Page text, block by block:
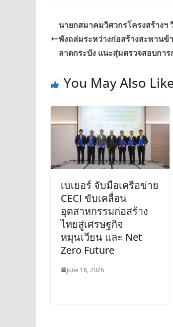
นายกสมาคมวิศวกรโครงสร้างฯ
พังถล่มระหว่างก่อสร้างสะพาน
ลาดกระบัง แนะสุ่มตรวจสอบการ
You May Also
เบเยอร์ จับมือเครือข่าย
CECI ขับเคลื่อน
อุตสาหกรรมก่อสร้าง
ไทยสู่เศรษฐกิจ
หมุนเวียน และ Net
Zero Future
June 18, 2026